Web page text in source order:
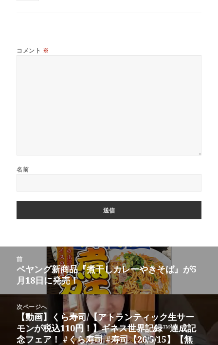
コメント ※
名前
前
前
の
投
稿:
ペヤング新商品『煮干しカレーやきそば』が5
月18日に発売！
次ページへ
次
の
投
【動画】くら寿司/【アトランティック生サー
モンが税込110円！】ギネス世界記録™達成記
念フェア！ #くら寿司 #寿司【26/5/15】【無